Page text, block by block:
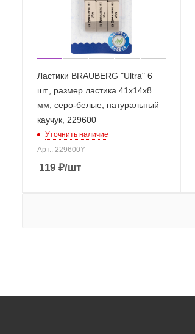
Ластики BRAUBERG "Ultra" 6
шт., размер ластика 41х14х8
мм, серо-белые, натуральный
каучук, 229600
Уточнить наличие
Арт.: 229600Y
119 ₽/шт